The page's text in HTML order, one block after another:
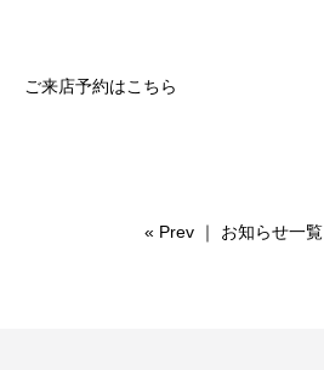
ご来店予約はこちら
« Prev ｜ お知らせ一覧